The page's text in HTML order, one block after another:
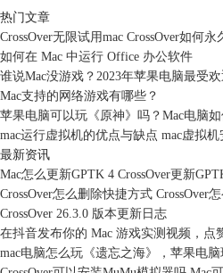
热门文章
CrossOver无限试用mac CrossOver如何永
如何在 Mac 中运行 Office 办公软件
谁说Mac没游戏？2023年苹果电脑最受
Mac支持的网络游戏有哪些？
苹果电脑可以玩《原神》吗？Mac电脑如
mac运行虚拟机的优点与缺点 mac虚拟
最新资讯
Mac怎么更新GPTK 4 CrossOver更新
CrossOver怎么删除快捷方式 CrossOver
CrossOver 26.3.0 版本更新日志
在抖音发布你的 Mac 游戏实测视频，点
mac电脑怎么玩《遗忘之海》，苹果电